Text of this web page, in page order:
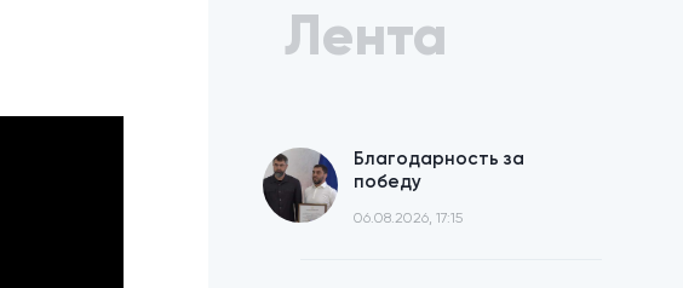
Лента
Благодарность за
победу
06.08.2026, 17:15